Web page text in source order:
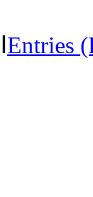
Entries